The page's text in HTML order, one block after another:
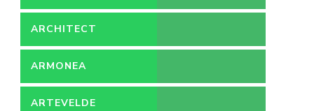
ARCHITECT
ARMONEA
ARTEVELDE